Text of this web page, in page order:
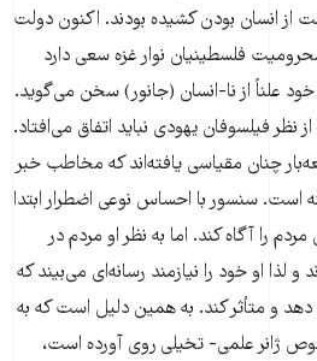
از انسان بودن کشیده بودند. اکنون دولت
فلسطینیان نوار غزه سعی دارد
علناً از نا-انسان (جانور) سخن می‌گوید.
نظر فیلسوفان یهودی نباید اتفاق می‌افتاد.
چنان مقیاسی یافته‌اند که مخاطب خبر
است. سنسور با احساس نوعی اضطرار ابتدا
را آگاه کند. اما به نظر او مردم در
لذا او خود را نیازمند رسانه‌ای می‌بیند که
و متأثر کند. به همین دلیل است که به
ژانر علمی- تخیلی روی آورده است،